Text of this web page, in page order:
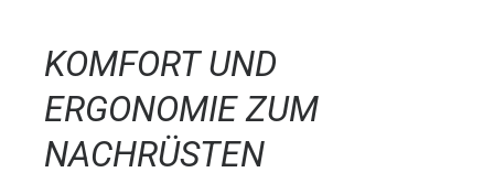
KOMFORT UND
ERGONOMIE ZUM
NACHRÜSTEN